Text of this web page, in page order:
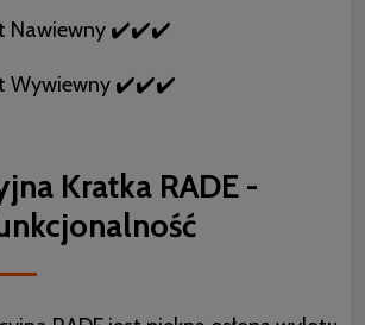
Nawiewny ✔️✔️✔️
Wywiewny ✔️✔️✔️
Kratka RADE -